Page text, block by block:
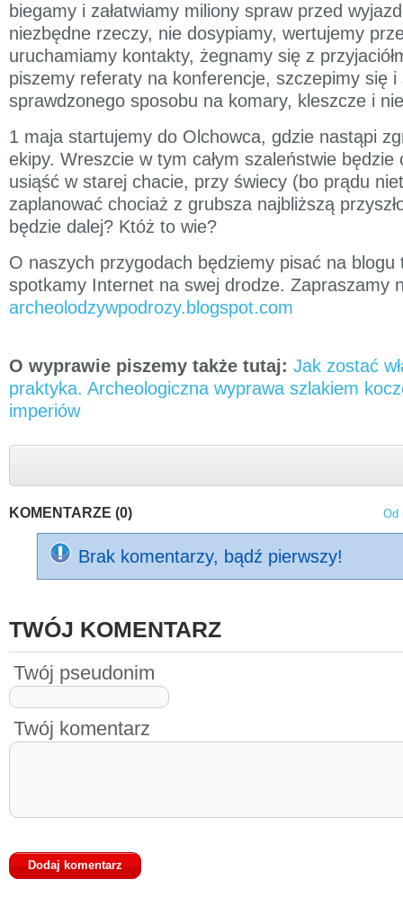
biegamy i załatwiamy miliony spraw przed
niezbędne rzeczy, nie dosypiamy, wertujemy
uruchamiamy kontakty, żegnamy się z
piszemy referaty na konferencje, szczepimy się i
sprawdzonego sposobu na komary, kleszcze i
1 maja startujemy do Olchowca, gdzie nastąpi
ekipy. Wreszcie w tym całym szaleństwie
usiąść w starej chacie, przy świecy (bo prądu
zaplanować chociaż z grubsza najbliższą
będzie dalej? Któż to wie?
O naszych przygodach będziemy pisać na
spotkamy Internet na swej drodze. Zapraszamy
archeolodzywpodrozy.blogspot.com
O wyprawie piszemy także tutaj: Jak zostać
praktyka. Archeologiczna wyprawa szlakiem
imperiów
KOMENTARZE (0) Od
Brak komentarzy, bądź pierwszy!
TWÓJ KOMENTARZ
Twój pseudonim
Twój komentarz